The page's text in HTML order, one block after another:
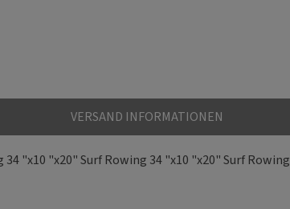
VERSAND INFORMATIONEN
"x10 "x20" Surf Rowing 34 "x10 "x20" Surf Rowing